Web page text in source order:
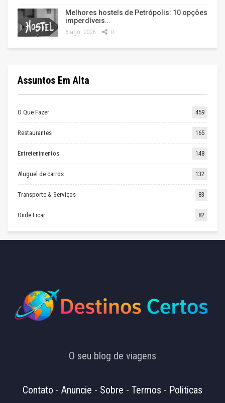
Melhores hostels de Petrópolis: 10 opções
imperdíveis…
6 ago, 2026 0
Assuntos Em Alta
O Que Fazer 459
Restaurantes 165
Entretenimentos 148
Aluguel de carros 132
Transporte & Serviços 83
Onde Ficar 82
O seu blog de viagens
Contato - Anuncie - Sobre - Termos - Politicas